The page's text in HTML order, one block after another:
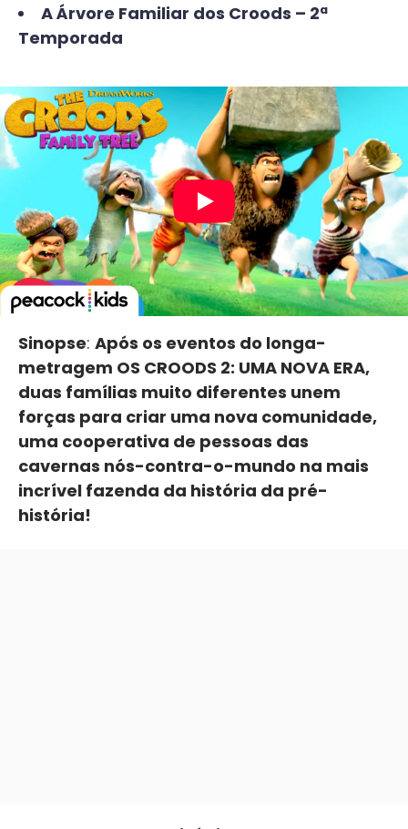
A Árvore Familiar dos Croods – 2ª
Temporada
Sinopse: Após os eventos do longa-
metragem OS CROODS 2: UMA NOVA ERA,
duas famílias muito diferentes unem
forças para criar uma nova comunidade,
uma cooperativa de pessoas das
cavernas nós-contra-o-mundo na mais
incrível fazenda da história da pré-
história!